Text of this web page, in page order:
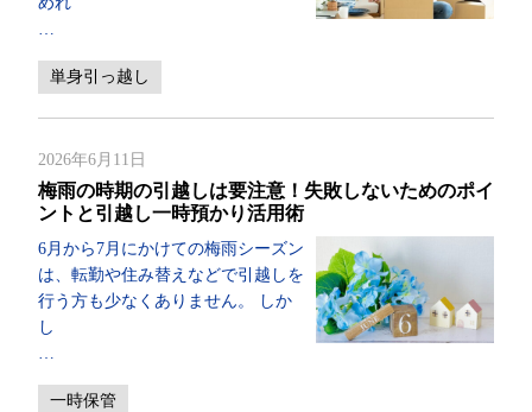
…
単身引っ越し
2026年6月11日
梅雨の時期の引越しは要注意！失敗しないためのポイ
ントと引越し一時預かり活用術
6月から7月にかけての梅雨シーズン
は、転勤や住み替えなどで引越しを
行う方も少なくありません。 しか
し
…
一時保管